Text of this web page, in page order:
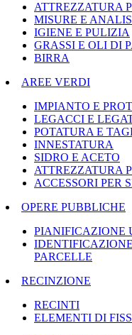
ATTREZZATURA
MISURE E
IGIENE E PULIZIA
GRASSI E OLI DI
BIRRA
AREE VERDI
IMPIANTO E
LEGACCI E
POTATURA E
INNESTATURA
SIDRO E ACETO
ATTREZZATURA
ACCESSORI PER
OPERE PUBBLICHE
PIANIFICAZIONE
PARCELLE
RECINZIONE
RECINTI
ELEMENTI DI